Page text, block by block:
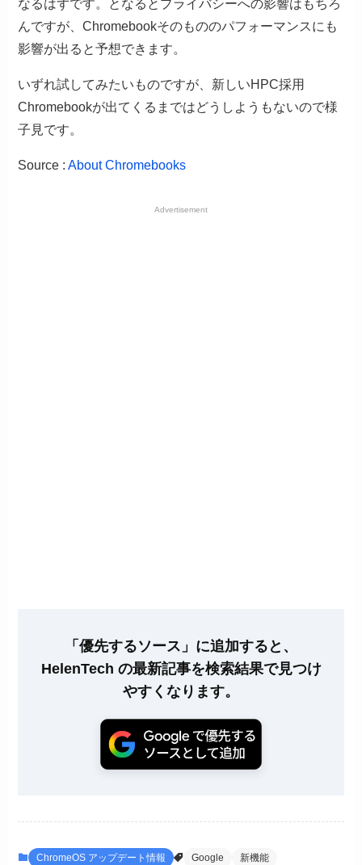
なるはずです。となるとプライバシーへの影響はもちろ
んですが、Chromebookそのもののパフォーマンスにも
影響が出ると予想できます。
いずれ試してみたいものですが、新しいHPC採用
Chromebookが出てくるまではどうしようもないので様
子見です。
Source :About Chromebooks
Advertisement
「優先するソース」に追加すると、
HelenTech の最新記事を検索結果で見つけ
やすくなります。
ChromeOS アップデート情報 Google 新機能